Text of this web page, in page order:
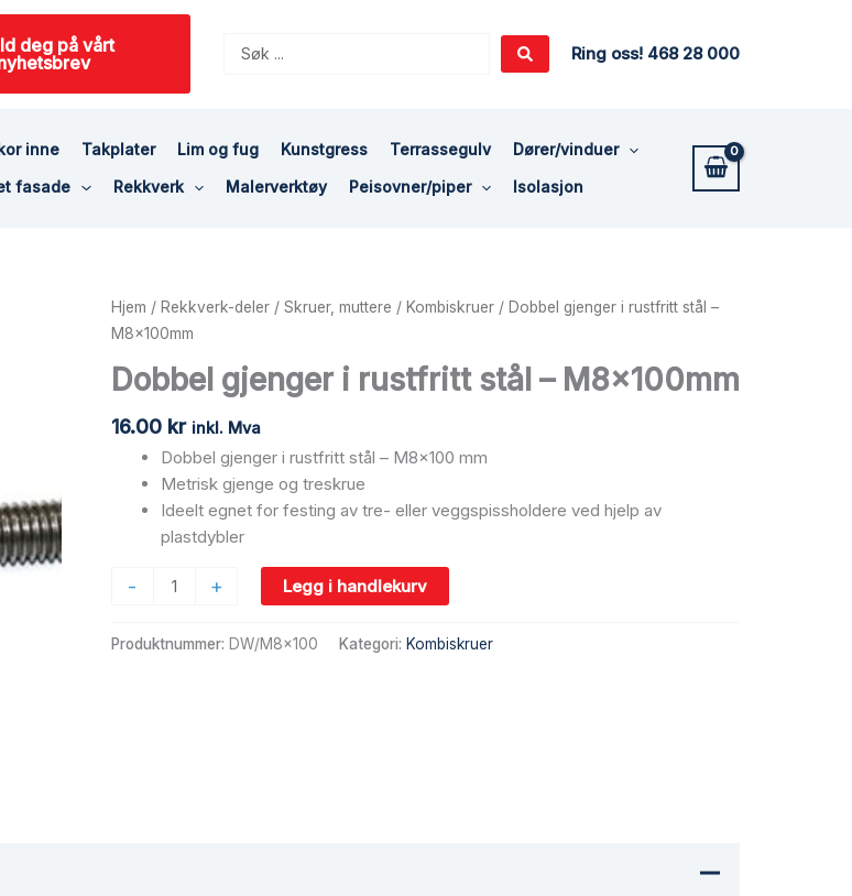
deg på vårt
Search
Ring oss! 468 28 000
inne Takplater Lim og fug Kunstgress Terrassegulv
Dører/vinduer
fasade Rekkverk Malerverktøy Peisovner/piper Isolasjon
Hjem / Rekkverk-deler/ Skruer, muttere / Kombiskruer/ Dobbel gjenger i rustfritt stål –
M8x100mm
Dobbel gjenger i rustfritt stål – M8x100mm
16.00 kr inkl. Mva
Dobbel gjenger i rustfritt stål – M8x100 mm
Metrisk gjenge og treskrue
Ideelt egnet for festing av tre- eller veggspissholdere ved hjelp av
plastdybler
-
Dobbel
gjenger
rustfritt
-
M8x100mm
antall
+ Legg i handlekurv
Produktnummer: DW/M8x100 Kategori: Kombiskruer